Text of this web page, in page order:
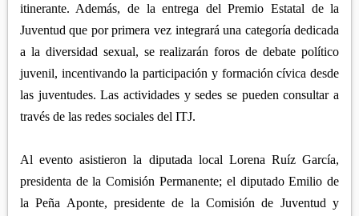
itinerante. Además, de la entrega del Premio Estatal de la
Juventud que por primera vez integrará una categoría dedicada
a la diversidad sexual, se realizarán foros de debate político
juvenil, incentivando la participación y formación cívica desde
las juventudes. Las actividades y sedes se pueden consultar a
través de las redes sociales del ITJ.
Al evento asistieron la diputada local Lorena Ruíz García,
presidenta de la Comisión Permanente; el diputado Emilio de
la Peña Aponte, presidente de la Comisión de Juventud y